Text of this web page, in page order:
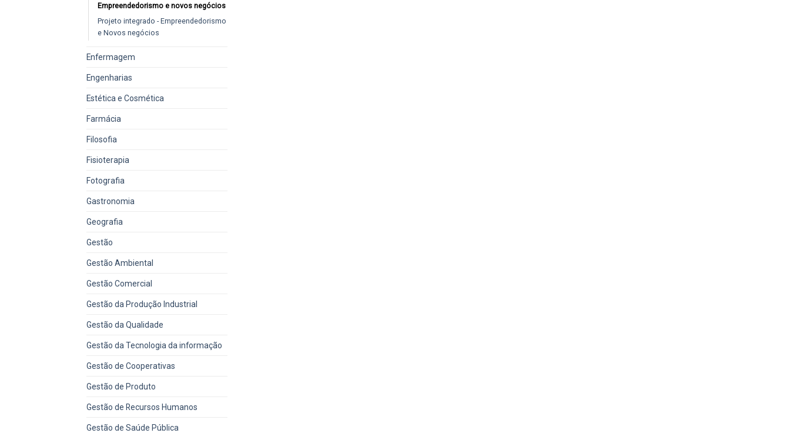
Empreendedorismo e novos negócios
Projeto integrado - Empreendedorismo
e Novos negócios
Enfermagem
Engenharias
Estética e Cosmética
Farmácia
Filosofia
Fisioterapia
Fotografia
Gastronomia
Geografia
Gestão
Gestão Ambiental
Gestão Comercial
Gestão da Produção Industrial
Gestão da Qualidade
Gestão da Tecnologia da informação
Gestão de Cooperativas
Gestão de Produto
Gestão de Recursos Humanos
Gestão de Saúde Pública